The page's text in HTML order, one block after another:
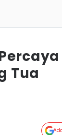
Tua